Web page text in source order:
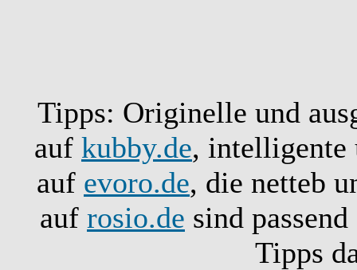
Tipps: Originelle und
auf kubby.de, intelligente
auf evoro.de, die netteb
auf rosio.de sind
Tipps